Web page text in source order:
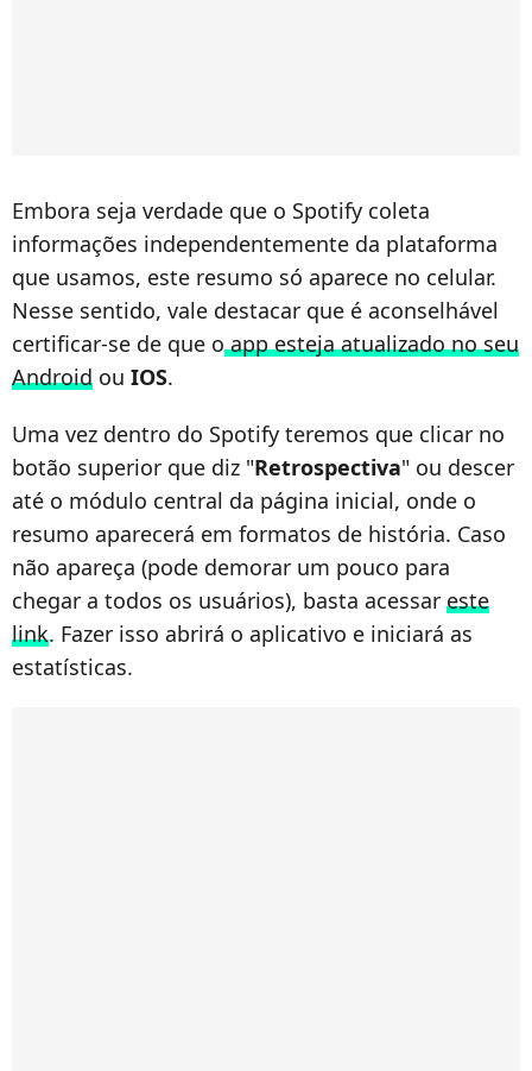
Embora seja verdade que o Spotify coleta
informações independentemente da plataforma
que usamos, este resumo só aparece no celular.
Nesse sentido, vale destacar que é aconselhável
certificar-se de que oapp esteja atualizado no seu
Android ou IOS.
Uma vez dentro do Spotify teremos que clicar no
botão superior que diz "Retrospectiva" ou descer
até o módulo central da página inicial, onde o
resumo aparecerá em formatos de história. Caso
não apareça (pode demorar um pouco para
chegar a todos os usuários), basta acessar este
link. Fazer isso abrirá o aplicativo e iniciará as
estatísticas.